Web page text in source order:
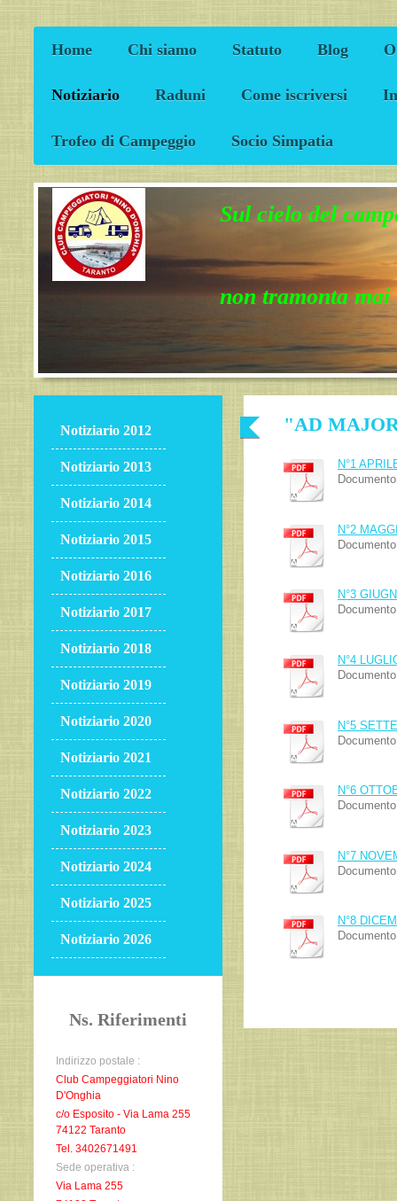
Home Chi siamo Statuto Blog
Notiziario Raduni Come iscriversi
Trofeo di Campeggio Socio Simpatia
Sul cielo del
non tramonta
"AD
N°1
N°2
N°3
N°4
N°5
N°6
N°7
N°8
Notiziario 2012
Notiziario 2013
Notiziario 2014
Notiziario 2015
Notiziario 2016
Notiziario 2017
Notiziario 2018
Notiziario 2019
Notiziario 2020
Notiziario 2021
Notiziario 2022
Notiziario 2023
Notiziario 2024
Notiziario 2025
Notiziario 2026
Ns. Riferimenti
Indirizzo postale :
Club Campeggiatori Nino
D'Onghia
c/o Esposito - Via Lama 255
74122 Taranto
Tel. 3402671491
Sede operativa :
Via Lama 255